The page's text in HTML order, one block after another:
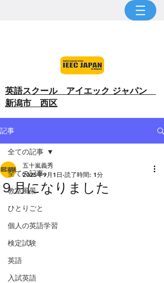
​英語スクール アイエック ジャパン
新潟市 西区
記事
全ての記事
教室風景
ひとりごと
個人の英語学習
検定試験
英語
入試英語
全ての記事
９月になりました
五十嵐義秀
2025年9月1日 読了時間: 1分